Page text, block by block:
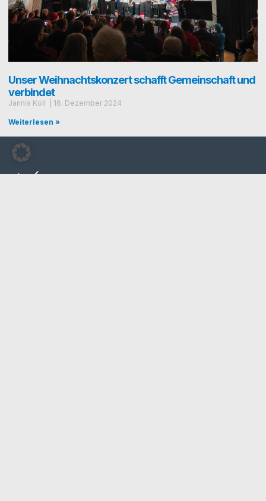
Unser Weihnachtskonzert schafft Gemeinschaft und
verbindet
Jan­nis Koll 16. Dezem­ber 2024
Weiterlesen »